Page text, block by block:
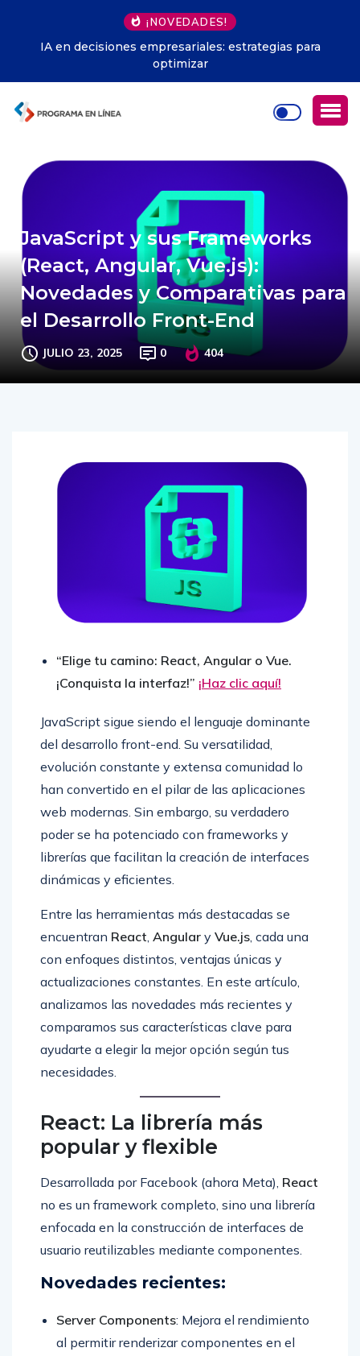
¡NOVEDADES!
IA en decisiones empresariales: estrategias para
optimizar
JavaScript y sus Frameworks
(React, Angular, Vue.js):
Novedades y Comparativas para
el Desarrollo Front-End
JULIO 23, 2025 0 404
“Elige tu camino: React, Angular o Vue.
¡Conquista la interfaz!” ¡Haz clic aquí!
JavaScript sigue siendo el lenguaje dominante
del desarrollo front-end. Su versatilidad,
evolución constante y extensa comunidad lo
han convertido en el pilar de las aplicaciones
web modernas. Sin embargo, su verdadero
poder se ha potenciado con frameworks y
librerías que facilitan la creación de interfaces
dinámicas y eficientes.
Entre las herramientas más destacadas se
encuentran React, Angular y Vue.js, cada una
con enfoques distintos, ventajas únicas y
actualizaciones constantes. En este artículo,
analizamos las novedades más recientes y
comparamos sus características clave para
ayudarte a elegir la mejor opción según tus
necesidades.
React: La librería más
popular y flexible
Desarrollada por Facebook (ahora Meta), React
no es un framework completo, sino una librería
enfocada en la construcción de interfaces de
usuario reutilizables mediante componentes.
Novedades recientes:
Server Components: Mejora el rendimiento
al permitir renderizar componentes en el